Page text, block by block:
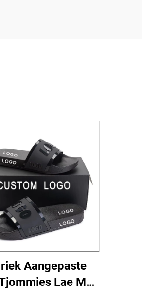
Aangepaste
Lae Moq